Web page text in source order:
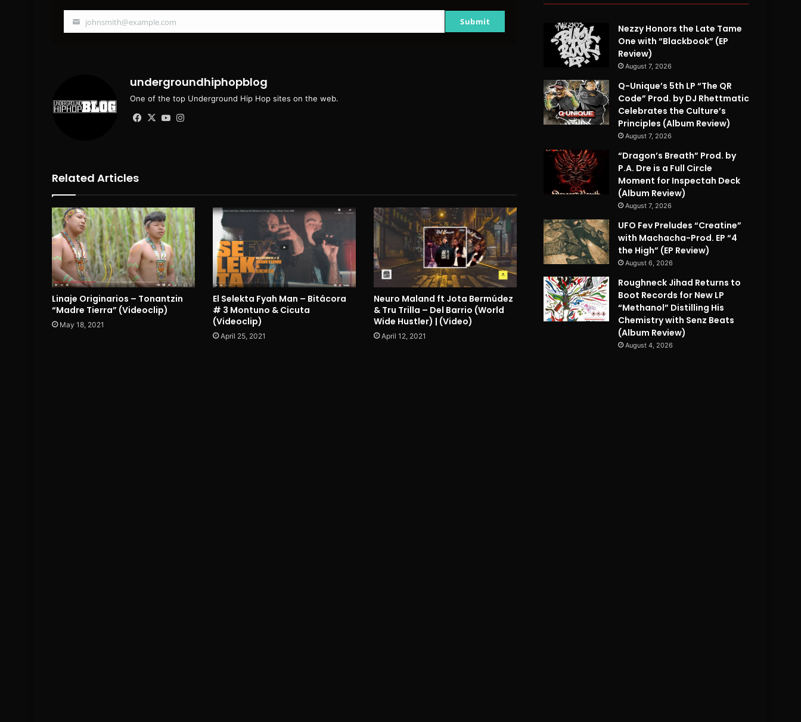
Your
johnsmith@example.com Submit
undergroundhiphopblog
One of the top Underground Hip Hop sites on the web.
Facebook
X YouTube
Related Articles
Linaje Originarios – Tonantzin
“Madre Tierra” (Videoclip)
May 18, 2021
El Selekta Fyah Man – Bitácora
# 3 Montuno & Cicuta
(Videoclip)
April 25, 2021
Neuro Maland ft Jota Bermúdez
& Tru Trilla – Del Barrio (World
Wide Hustler) | (Video)
April 12, 2021
Nezzy Honors the Late Tame
One with “Blackbook” (EP
Review)
August 7, 2026
Q-Unique’s 5th LP “The QR
Code” Prod. by DJ Rhettmatic
Celebrates the Culture’s
Principles (Album Review)
August 7, 2026
“Dragon’s Breath” Prod. by
P.A. Dre is a Full Circle
Moment for Inspectah Deck
(Album Review)
August 7, 2026
UFO Fev Preludes “Creatine”
with Machacha-Prod. EP “4
the High” (EP Review)
August 6, 2026
Roughneck Jihad Returns to
Boot Records for New LP
“Methanol” Distilling His
Chemistry with Senz Beats
(Album Review)
August 4, 2026